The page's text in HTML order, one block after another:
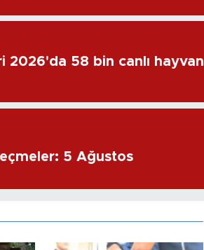
2026'da 58 bin canlı hayvan
5 Ağustos